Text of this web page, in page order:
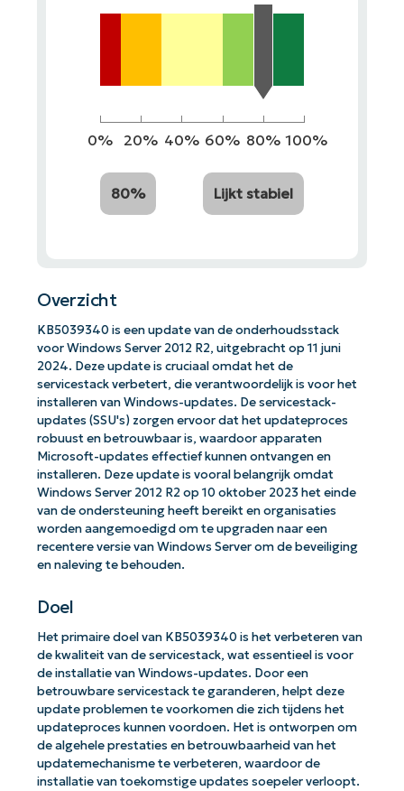
0% 20% 40% 60% 80% 100%
80% Lijkt stabiel
Overzicht
KB5039340 is een update van de onderhoudsstack
voor Windows Server 2012 R2, uitgebracht op 11 juni
2024. Deze update is cruciaal omdat het de
servicestack verbetert, die verantwoordelijk is voor het
installeren van Windows-updates. De servicestack-
updates (SSU's) zorgen ervoor dat het updateproces
robuust en betrouwbaar is, waardoor apparaten
Microsoft-updates effectief kunnen ontvangen en
installeren. Deze update is vooral belangrijk omdat
Windows Server 2012 R2 op 10 oktober 2023 het einde
van de ondersteuning heeft bereikt en organisaties
worden aangemoedigd om te upgraden naar een
recentere versie van Windows Server om de beveiliging
en naleving te behouden.
Doel
Het primaire doel van KB5039340 is het verbeteren van
de kwaliteit van de servicestack, wat essentieel is voor
de installatie van Windows-updates. Door een
betrouwbare servicestack te garanderen, helpt deze
update problemen te voorkomen die zich tijdens het
updateproces kunnen voordoen. Het is ontworpen om
de algehele prestaties en betrouwbaarheid van het
updatemechanisme te verbeteren, waardoor de
installatie van toekomstige updates soepeler verloopt.